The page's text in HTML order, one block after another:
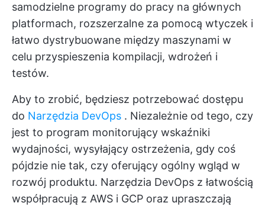
samodzielne programy do pracy na głównych
platformach, rozszerzalne za pomocą wtyczek i
łatwo dystrybuowane między maszynami w
celu przyspieszenia kompilacji, wdrożeń i
testów.
Aby to zrobić, będziesz potrzebować dostępu
do Narzędzia DevOps . Niezależnie od tego, czy
jest to program monitorujący wskaźniki
wydajności, wysyłający ostrzeżenia, gdy coś
pójdzie nie tak, czy oferujący ogólny wgląd w
rozwój produktu. Narzędzia DevOps z łatwością
współpracują z AWS i GCP oraz upraszczają